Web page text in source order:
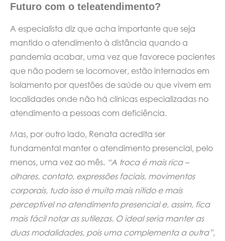
Futuro com o teleatendimento?
A especialista diz que acha importante que seja
mantido o atendimento à distância quando a
pandemia acabar, uma vez que favorece pacientes
que não podem se locomover, estão internados em
isolamento por questões de saúde ou que vivem em
localidades onde não há clínicas especializadas no
atendimento a pessoas com deficiência.
Mas, por outro lado, Renata acredita ser
fundamental manter o atendimento presencial, pelo
menos, uma vez ao mês. “A troca é mais rica –
olhares, contato, expressões faciais, movimentos
corporais, tudo isso é muito mais nítido e mais
perceptível no atendimento presencial e, assim, fica
mais fácil notar as sutilezas. O ideal seria manter as
duas modalidades, pois uma complementa a outra”,